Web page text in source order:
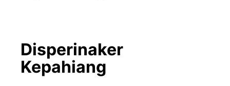
Disperinaker
Kepahiang